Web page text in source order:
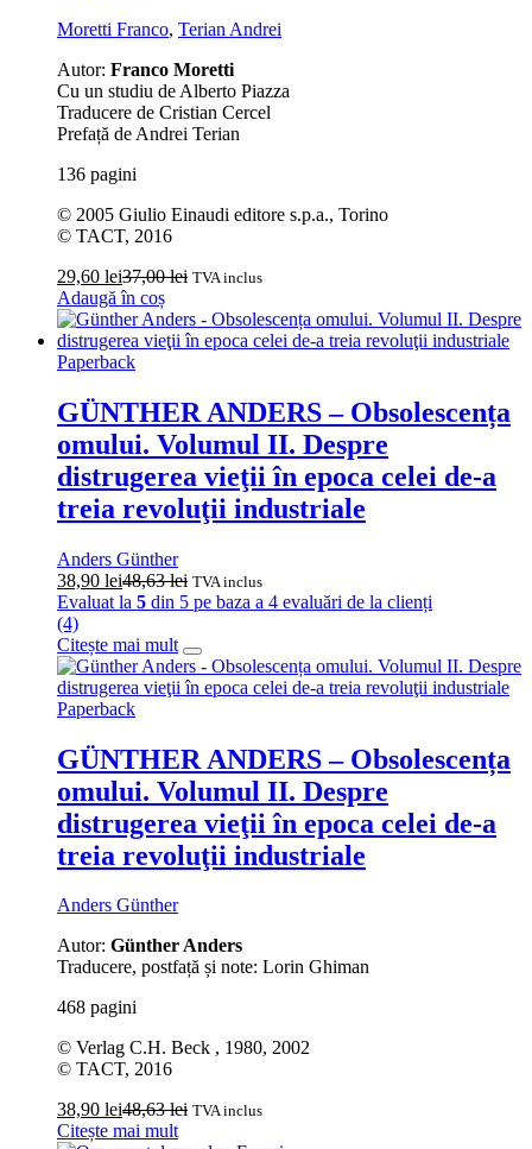
Moretti Franco, Terian Andrei
Autor: Franco Moretti
Cu un studiu de Alberto Piazza
Traducere de Cristian Cercel
Prefață de Andrei Terian
136 pagini
© 2005 Giulio Einaudi editore s.p.a., Torino
© TACT, 2016
29,60 lei37,00lei TVA inclus
Adaugă în coș
Paperback
GÜNTHER ANDERS – Obsolescența
omului. Volumul II. Despre
distrugerea vieţii în epoca celei de-a
treia revoluţii industriale
Anders Günther
38,90 lei48,63lei TVA inclus
Evaluat la 5 din 5 pe baza a 4 evaluări de la clienți
(4)
Citește mai mult
Paperback
GÜNTHER ANDERS – Obsolescența
omului. Volumul II. Despre
distrugerea vieţii în epoca celei de-a
treia revoluţii industriale
Anders Günther
Autor: Günther Anders
Traducere, postfață și note: Lorin Ghiman
468 pagini
© Verlag C.H. Beck , 1980, 2002
© TACT, 2016
38,90 lei48,63lei TVA inclus
Citește mai mult